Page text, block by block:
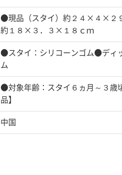
●現品（スタイ）約２４×４×２９
約１８×３．３×１８ｃｍ
●スタイ：シリコーンゴム●ディ
ム
●対象年齢：スタイ６ヵ月～３
品】
中国